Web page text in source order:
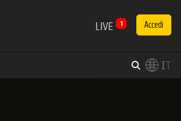
LIVE 1 Accedi
IT